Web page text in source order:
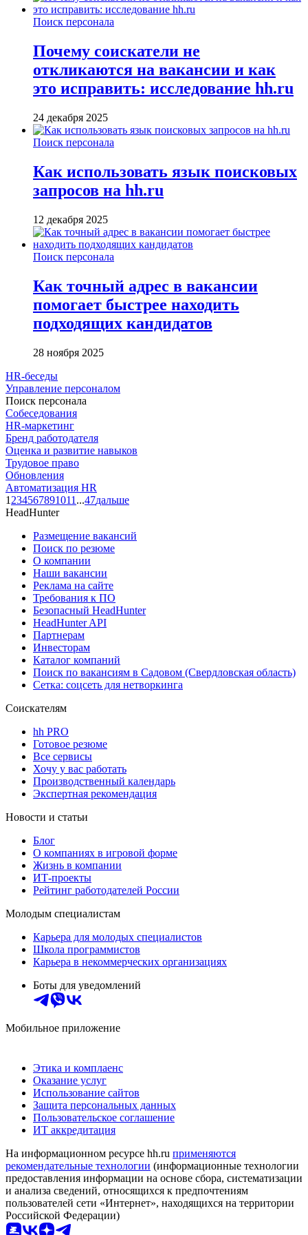
Поиск персонала
Почему соискатели не
откликаются на вакансии и как
это исправить: исследование hh.ru
24 декабря 2025
Поиск персонала
Как использовать язык поисковых
запросов на hh.ru
12 декабря 2025
Поиск персонала
Как точный адрес в вакансии
помогает быстрее находить
подходящих кандидатов
28 ноября 2025
HR-беседы
Управление персоналом
Поиск персонала
Собеседования
HR-маркетинг
Бренд работодателя
Оценка и развитие навыков
Трудовое право
Обновления
Автоматизация HR
1 234567891011 ...47дальше
HeadHunter
Размещение вакансий
Поиск по резюме
О компании
Наши вакансии
Реклама на сайте
Требования к ПО
Безопасный HeadHunter
HeadHunter API
Партнерам
Инвесторам
Каталог компаний
Поиск по вакансиям в Садовом (Свердловская область)
Сетка: соцсеть для нетворкинга
Соискателям
hh PRO
Готовое резюме
Все сервисы
Хочу у вас работать
Производственный календарь
Экспертная рекомендация
Новости и статьи
Блог
О компаниях в игровой форме
Жизнь в компании
ИТ-проекты
Рейтинг работодателей России
Молодым специалистам
Карьера для молодых специалистов
Школа программистов
Карьера в некоммерческих организациях
Боты для уведомлений
Мобильное приложение
Этика и комплаенс
Оказание услуг
Использование сайтов
Защита персональных данных
Пользовательское соглашение
ИТ аккредитация
На информационном ресурсе hh.ru применяются
рекомендательные технологии (информационные технологии
предоставления информации на основе сбора, систематизации
и анализа сведений, относящихся к предпочтениям
пользователей сети «Интернет», находящихся на территории
Российской Федерации)